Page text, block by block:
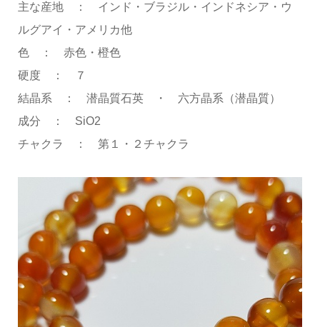
主な産地 ： インド・ブラジル・インドネシア・ウ
ルグアイ・アメリカ他
色 ： 赤色・橙色
硬度 ： ７
結晶系 ： 潜晶質石英 ・ 六方晶系（潜晶質）
成分 ： SiO2
チャクラ ： 第１・２チャクラ